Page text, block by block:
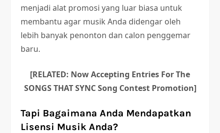
menjadi alat promosi yang luar biasa untuk
membantu agar musik Anda didengar oleh
lebih banyak penonton dan calon penggemar
baru.
[RELATED: Now Accepting Entries For The
SONGS THAT SYNC Song Contest Promotion]
Tapi Bagaimana Anda Mendapatkan
Lisensi Musik Anda?